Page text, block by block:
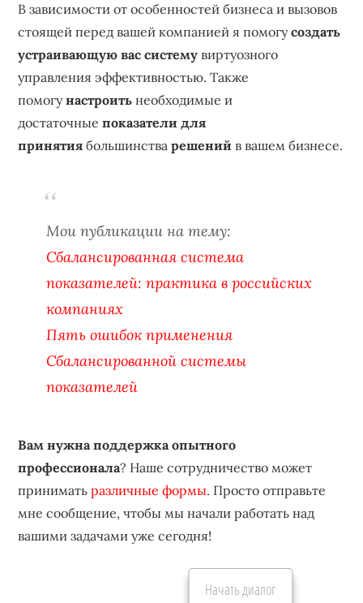
В зависимости от особенностей бизнеса и вызовов
стоящей перед вашей компанией я помогусоздать
устраивающую вас систему виртуозного
управления эффективностью. Также
помогунастроить необходимые и
достаточныепоказатели для
принятия большинстварешений в вашем бизнесе.
Мои публикации на тему:
Сбалансированная система
показателей: практика в российских
компаниях
Пять ошибок применения
Сбалансированной системы
показателей
Вам нужна поддержка опытного
профессионала? Наше сотрудничество может
приниматьразличные формы. Просто отправьте
мне сообщение, чтобы мы начали работать над
вашими задачами уже сегодня!
Начать диалог